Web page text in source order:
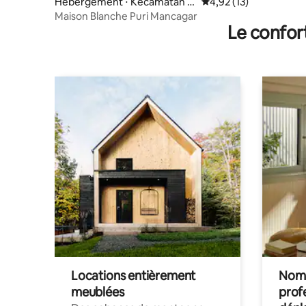
ipedes
Maison Blanche Puri Mancagar
Le
Locations entièrement
meublées